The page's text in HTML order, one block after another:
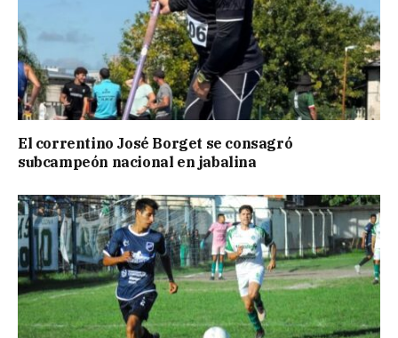
El correntino José Borget se consagró
subcampeón nacional en jabalina